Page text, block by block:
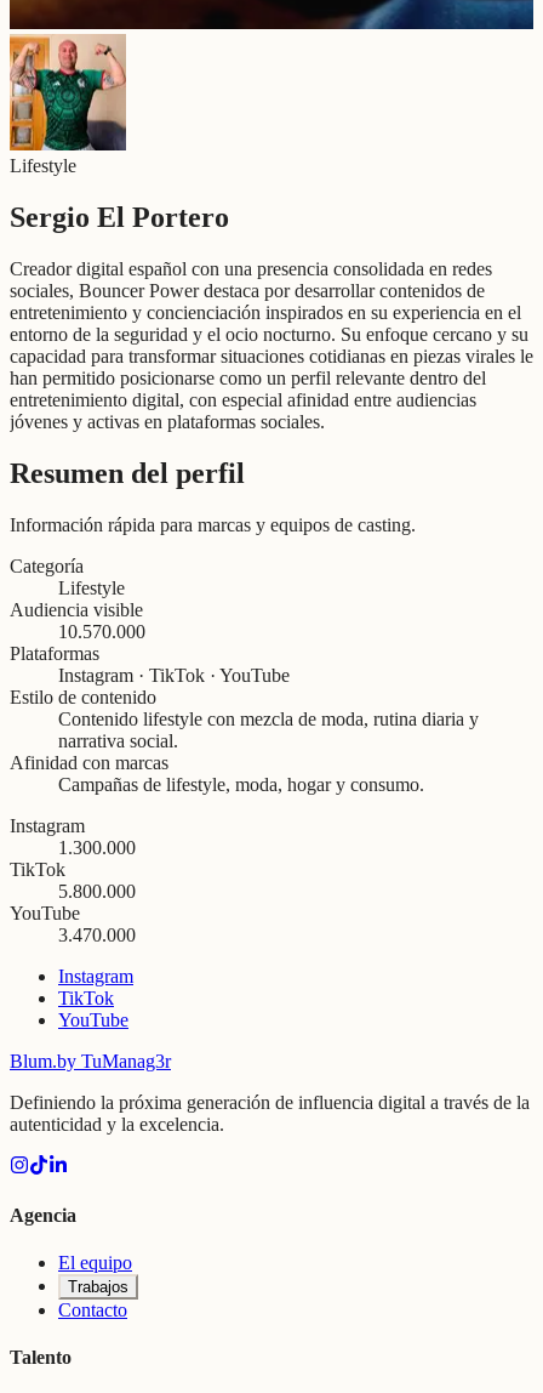
Lifestyle
Sergio El Portero
Creador digital español con una presencia consolidada en redes
sociales, Bouncer Power destaca por desarrollar contenidos de
entretenimiento y concienciación inspirados en su experiencia en el
entorno de la seguridad y el ocio nocturno. Su enfoque cercano y su
capacidad para transformar situaciones cotidianas en piezas virales le
han permitido posicionarse como un perfil relevante dentro del
entretenimiento digital, con especial afinidad entre audiencias
jóvenes y activas en plataformas sociales.
Resumen del perfil
Información rápida para marcas y equipos de casting.
Categoría
Lifestyle
Audiencia visible
10.570.000
Plataformas
Instagram · TikTok · YouTube
Estilo de contenido
Contenido lifestyle con mezcla de moda, rutina diaria y
narrativa social.
Afinidad con marcas
Campañas de lifestyle, moda, hogar y consumo.
Instagram
1.300.000
TikTok
5.800.000
YouTube
3.470.000
Instagram
TikTok
YouTube
Blum.by TuManag3r
Definiendo la próxima generación de influencia digital a través de la
autenticidad y la excelencia.
Agencia
El equipo
Trabajos
Contacto
Talento